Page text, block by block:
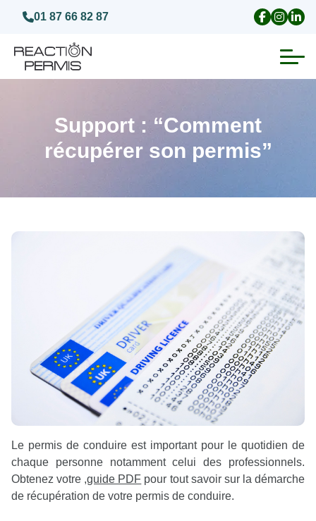
01 87 66 82 87
Invalidation du permis de conduire
Support : “Comment
récupérer son permis”
Le permis de conduire est important pour le quotidien de
chaque personne notamment celui des professionnels.
Obtenez votre ,guide PDF pour tout savoir sur la démarche
de récupération de votre permis de conduire.